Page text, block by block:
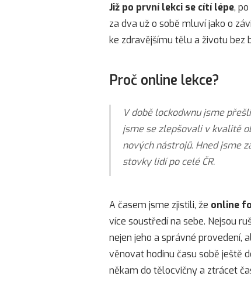
Již po první lekci se cítí lépe,
za dva už o sobě mluví jako o
ke zdravějšímu tělu a životu bez
Proč online lekce?
V době lockodwnu jsme
jsme se zlepšovali v kvalitě
nových nástrojů. Hned jsme
stovky lidí po celé ČR.
A časem jsme zjistili, že online
více soustředí na sebe. Nejsou
nejen jeho a správné provedení,
věnovat hodinu času sobě ještě
někam do tělocvičny a ztrácet